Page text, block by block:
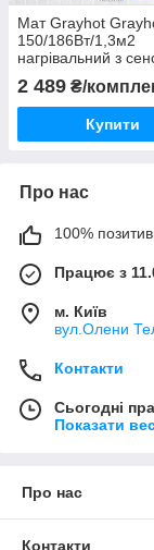
Мат Grayhot
150/186Вт/1,3м2
нагрівальний з
терморегулятором
2 489 ₴/
Купити
Про нас
100%
Працює з
м. Київ
вул.Олени
Контакти
Сьогодні
Показати
Про нас
Контакти